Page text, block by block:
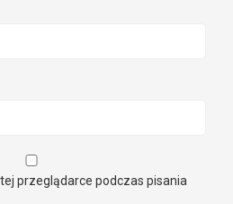
przeglądarce podczas pisania